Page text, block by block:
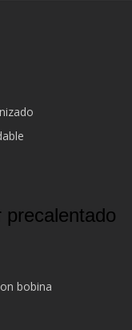
precalentado
bobina